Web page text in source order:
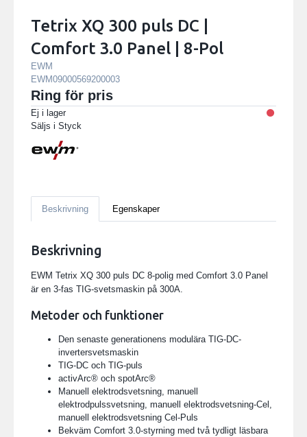
Tetrix XQ 300 puls DC |
Comfort 3.0 Panel | 8-Pol
EWM
EWM09000569200003
Ring för pris
Ej i lager
Säljs i Styck
Beskrivning Egenskaper
Beskrivning
EWM Tetrix XQ 300 puls DC 8-polig med Comfort 3.0 Panel
är en 3-fas TIG-svetsmaskin på 300A.
Metoder och funktioner
Den senaste generationens modulära TIG-DC-
invertersvetsmaskin
TIG-DC och TIG-puls
activArc® och spotArc®
Manuell elektrodsvetsning, manuell
elektrodpulssvetsning, manuell elektrodsvetsning-Cel,
manuell elektrodsvetsning Cel-Puls
Bekväm Comfort 3.0-styrning med två tydligt läsbara